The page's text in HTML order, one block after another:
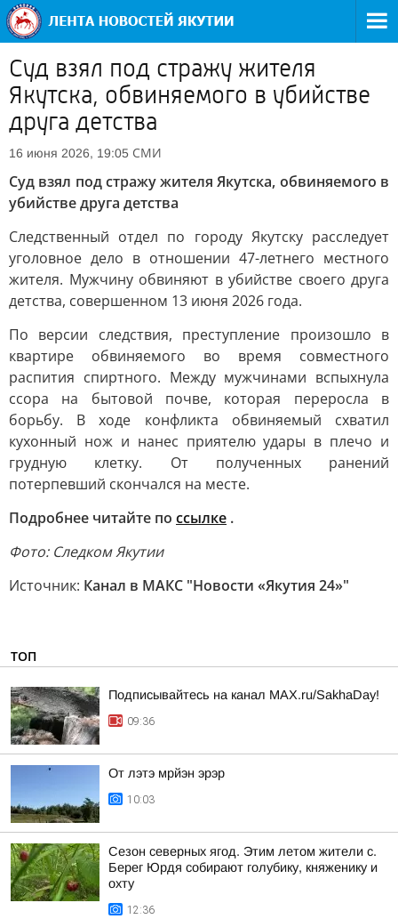
Суд взял под стражу жителя
Якутска, обвиняемого в убийстве
друга детства
16 июня 2026, 19:05 СМИ
Суд взял под стражу жителя Якутска, обвиняемого в
убийстве друга детства
Следственный отдел по городу Якутску расследует
уголовное дело в отношении 47-летнего местного
жителя. Мужчину обвиняют в убийстве своего друга
детства, совершенном 13 июня 2026 года.
По версии следствия, преступление произошло в
квартире обвиняемого во время совместного
распития спиртного. Между мужчинами вспыхнула
ссора на бытовой почве, которая переросла в
борьбу. В ходе конфликта обвиняемый схватил
кухонный нож и нанес приятелю удары в плечо и
грудную клетку. От полученных ранений
потерпевший скончался на месте.
Подробнее читайте по ссылке .
Фото: Следком Якутии
Источник: Канал в МАКС "Новости «Якутия 24»"
ТОП
Подписывайтесь на канал MAX.ru/SakhaDay!
09:36
От лэтэ мрйэн эрэр
10:03
Сезон северных ягод. Этим летом жители с.
Берег Юрдя собирают голубику, княженику и
охту
12:36